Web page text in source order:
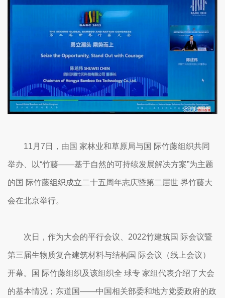
11月7日，由国 家林业和草原局与国 际竹藤组织共同
举办、以“竹藤——基于自然的可持续发展解决方案”为主题
的国 际竹藤组织成立二十五周年志庆暨第二届世 界竹藤大
会在北京举行。
次日，作为大会的平行会议、2022竹建筑国 际会议暨
第三届生物质复合建筑材料与结构国 际会议（线上会议）
开幕。国 际竹藤组织及该组织全 球专 家组代表介绍了大会
的基本情况；东道国——中国相关部委和地方党委政府的政